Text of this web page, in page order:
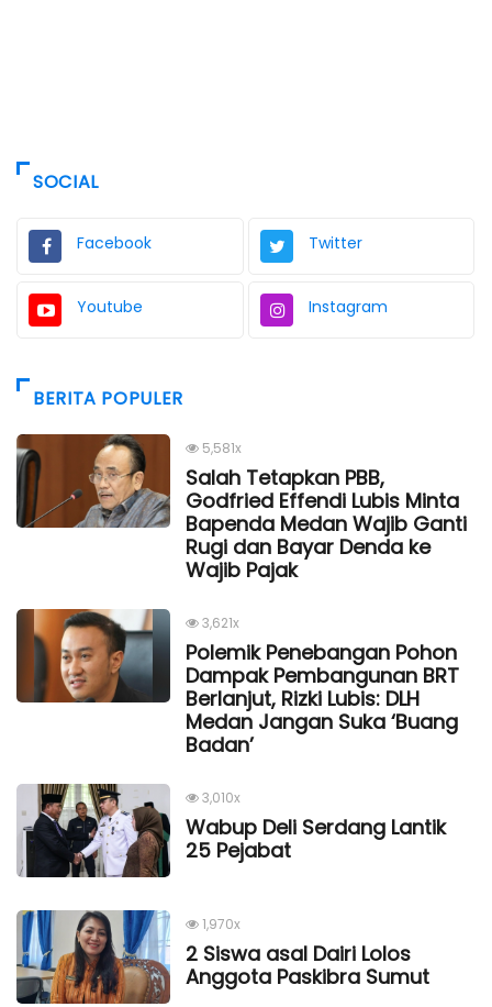
SOCIAL
Facebook Twitter
Youtube Instagram
BERITA POPULER
5,581x
Salah Tetapkan PBB,
Godfried Effendi Lubis Minta
Bapenda Medan Wajib Ganti
Rugi dan Bayar Denda ke
Wajib Pajak
3,621x
Polemik Penebangan Pohon
Dampak Pembangunan BRT
Berlanjut, Rizki Lubis: DLH
Medan Jangan Suka ‘Buang
Badan’
3,010x
Wabup Deli Serdang Lantik
25 Pejabat
1,970x
2 Siswa asal Dairi Lolos
Anggota Paskibra Sumut